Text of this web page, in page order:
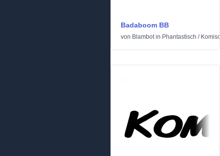
Badaboom BB
von Blambotin Phantastisch /